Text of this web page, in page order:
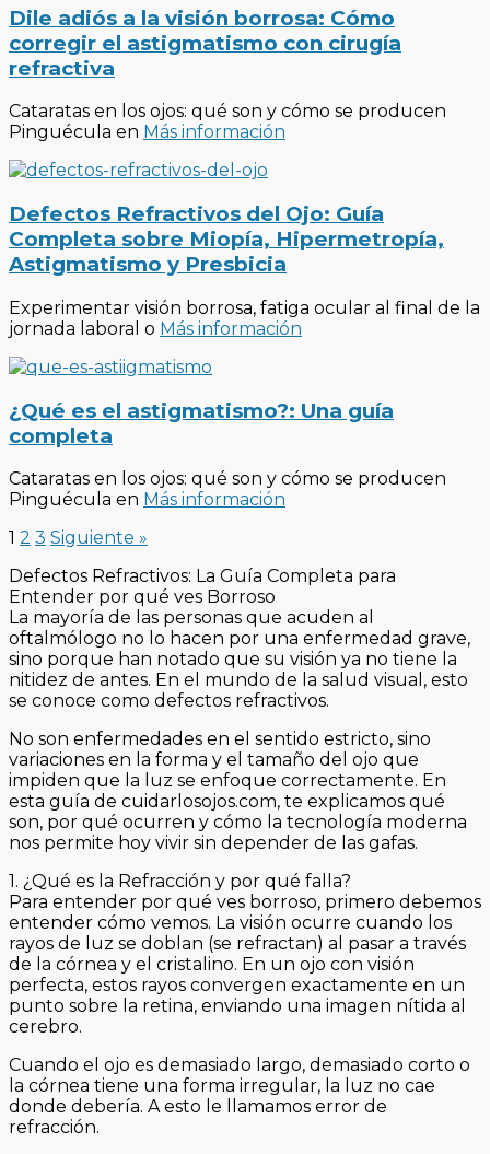
Dile adiós a la visión borrosa: Cómo
corregir el astigmatismo con cirugía
refractiva
Cataratas en los ojos: qué son y cómo se producen
Pinguécula en Más información
Defectos Refractivos del Ojo: Guía
Completa sobre Miopía, Hipermetropía,
Astigmatismo y Presbicia
Experimentar visión borrosa, fatiga ocular al final de la
jornada laboral o Más información
¿Qué es el astigmatismo?: Una guía
completa
Cataratas en los ojos: qué son y cómo se producen
Pinguécula en Más información
1 2 3 Siguiente »
Defectos Refractivos: La Guía Completa para
Entender por qué ves Borroso
La mayoría de las personas que acuden al
oftalmólogo no lo hacen por una enfermedad grave,
sino porque han notado que su visión ya no tiene la
nitidez de antes. En el mundo de la salud visual, esto
se conoce como defectos refractivos.
No son enfermedades en el sentido estricto, sino
variaciones en la forma y el tamaño del ojo que
impiden que la luz se enfoque correctamente. En
esta guía de cuidarlosojos.com, te explicamos qué
son, por qué ocurren y cómo la tecnología moderna
nos permite hoy vivir sin depender de las gafas.
1. ¿Qué es la Refracción y por qué falla?
Para entender por qué ves borroso, primero debemos
entender cómo vemos. La visión ocurre cuando los
rayos de luz se doblan (se refractan) al pasar a través
de la córnea y el cristalino. En un ojo con visión
perfecta, estos rayos convergen exactamente en un
punto sobre la retina, enviando una imagen nítida al
cerebro.
Cuando el ojo es demasiado largo, demasiado corto o
la córnea tiene una forma irregular, la luz no cae
donde debería. A esto le llamamos error de
refracción.